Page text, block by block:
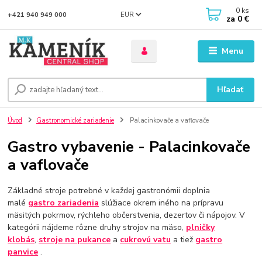
Menu
EUR
Hľadať
+421 940 949 000 0 ks
za 0 €
Úvod Gastronomické zariadenie Palacinkovače a vaflovače
Gastro vybavenie - Palacinkovače
a vaflovače
Základné stroje potrebné v každej gastronómii doplnia
malé gastro zariadenia slúžiace okrem iného na prípravu
mäsitých pokrmov, rýchleho občerstvenia, dezertov či nápojov. V
kategórii nájdeme rôzne druhy strojov na mäso, plničky
klobás, stroje na pukance a cukrovú vatu a tiež gastro
panvice .